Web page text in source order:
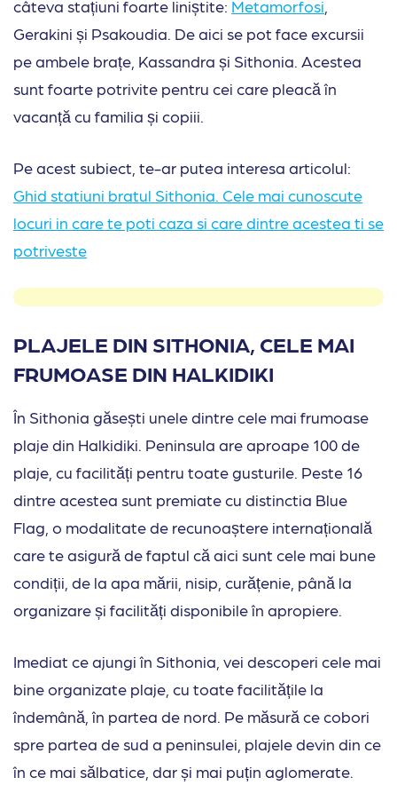
câteva stațiuni foarte liniștite: Metamorfosi
Gerakini și Psakoudia. De aici se pot face excursii
pe ambele brațe, Kassandra și Sithonia. Acestea
sunt foarte potrivite pentru cei care pleacă în
vacanță cu familia și copiii.
Pe acest subiect, te-ar putea interesa articolul:
Ghid statiuni bratul Sithonia. Cele mai cunoscute
locuri in care te poti caza si care dintre acestea ti se
potriveste
PLAJELE DIN SITHONIA, CELE MAI
FRUMOASE DIN HALKIDIKI
În Sithonia găsești unele dintre cele mai frumoase
plaje din Halkidiki. Peninsula are aproape 100 de
plaje, cu facilități pentru toate gusturile. Peste 16
dintre acestea sunt premiate cu distinctia Blue
Flag, o modalitate de recunoaștere internațională
care te asigură de faptul că aici sunt cele mai bune
condiții, de la apa mării, nisip, curățenie, până la
organizare și facilități disponibile în apropiere.
Imediat ce ajungi în Sithonia, vei descoperi cele mai
bine organizate plaje, cu toate facilitățile la
îndemână, în partea de nord. Pe măsură ce cobori
spre partea de sud a peninsulei, plajele devin din ce
în ce mai sălbatice, dar și mai puțin aglomerate.